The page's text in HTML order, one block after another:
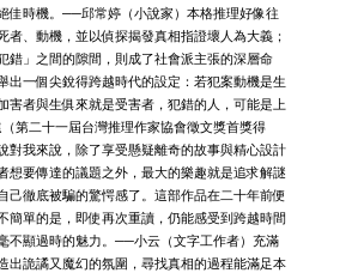
佳時機。──邱常婷（小說家）本格推理好像往
者、動機，並以偵探揭發真相指證壞人為大義；
錯」之間的隙間，則成了社會派主張的深層命
出一個尖銳得跨越時代的設定：若犯案動機是生
害者與生俱來就是受害者，犯錯的人，可能是上
第二十一屆台灣推理作家協會徵文獎首獎得
對我來說，除了享受懸疑離奇的故事與精心設計
想要傳達的議題之外，最大的樂趣就是追求解謎
己徹底被騙的驚愕感了。這部作品在二十年前便
簡單的是，即使再次重讀，仍能感受到跨越時間
不顯過時的魅力。──小云（文字工作者）充滿
出詭譎又魔幻的氛圍，尋找真相的過程能滿足本